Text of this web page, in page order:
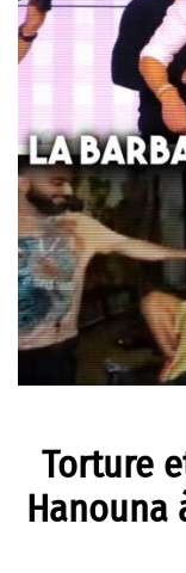
Torture
Hanouna